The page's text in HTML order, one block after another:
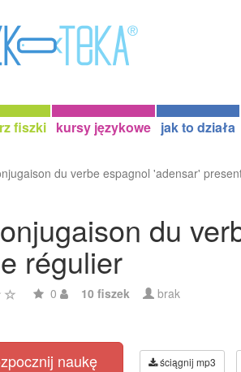
fiszki kursy językowe jak to działa
du verbe espagnol 'adensar'
du
régulier
0 10 fiszek brak
naukę ściągnij mp3